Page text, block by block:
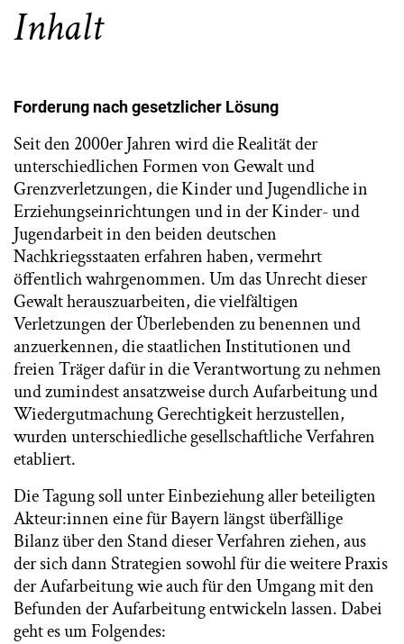
Inhalt
Forderung nach gesetzlicher Lösung
Seit den 2000er Jahren wird die Realität der
unterschiedlichen Formen von Gewalt und
Grenzverletzungen, die Kinder und Jugendliche in
Erziehungseinrichtungen und in der Kinder- und
Jugendarbeit in den beiden deutschen
Nachkriegsstaaten erfahren haben, vermehrt
öffentlich wahrgenommen. Um das Unrecht dieser
Gewalt herauszuarbeiten, die vielfältigen
Verletzungen der Überlebenden zu benennen und
anzuerkennen, die staatlichen Institutionen und
freien Träger dafür in die Verantwortung zu nehmen
und zumindest ansatzweise durch Aufarbeitung und
Wiedergutmachung Gerechtigkeit herzustellen,
wurden unterschiedliche gesellschaftliche Verfahren
etabliert.
Die Tagung soll unter Einbeziehung aller beteiligten
Akteur:innen eine für Bayern längst überfällige
Bilanz über den Stand dieser Verfahren ziehen, aus
der sich dann Strategien sowohl für die weitere Praxis
der Aufarbeitung wie auch für den Umgang mit den
Befunden der Aufarbeitung entwickeln lassen. Dabei
geht es um Folgendes: